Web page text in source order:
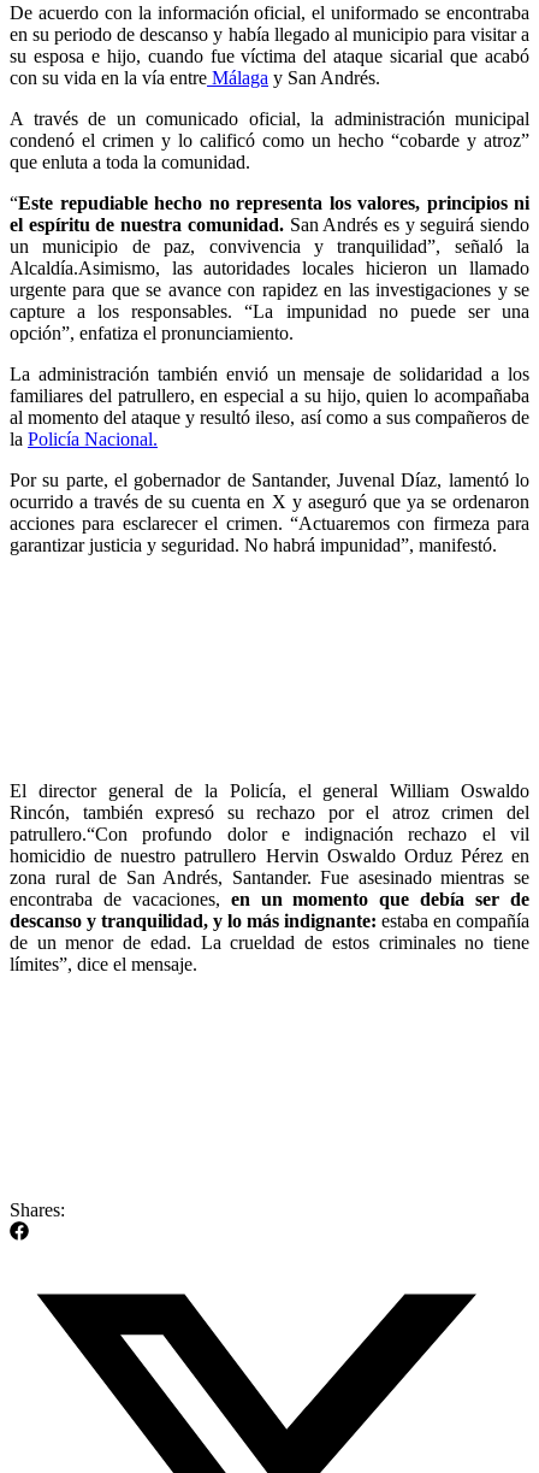
De acuerdo con la información oficial, el uniformado se encontraba
en su periodo de descanso y había llegado al municipio para visitar a
su esposa e hijo, cuando fue víctima del ataque sicarial que acabó
con su vida en la vía entre Málaga y San Andrés.
A través de un comunicado oficial, la administración municipal
condenó el crimen y lo calificó como un hecho “cobarde y atroz”
que enluta a toda la comunidad.
“Este repudiable hecho no representa los valores, principios ni
el espíritu de nuestra comunidad.San Andrés es y seguirá siendo
un municipio de paz, convivencia y tranquilidad”, señaló la
Alcaldía.Asimismo, las autoridades locales hicieron un llamado
urgente para que se avance con rapidez en las investigaciones y se
capture a los responsables. “La impunidad no puede ser una
opción”, enfatiza el pronunciamiento.
La administración también envió un mensaje de solidaridad a los
familiares del patrullero, en especial a su hijo, quien lo acompañaba
al momento del ataque y resultó ileso, así como a sus compañeros de
la Policía Nacional.
Por su parte, el gobernador de Santander, Juvenal Díaz, lamentó lo
ocurrido a través de su cuenta en X y aseguró que ya se ordenaron
acciones para esclarecer el crimen. “Actuaremos con firmeza para
garantizar justicia y seguridad. No habrá impunidad”, manifestó.
El director general de la Policía, el general William Oswaldo
Rincón, también expresó su rechazo por el atroz crimen del
patrullero.“Con profundo dolor e indignación rechazo el vil
homicidio de nuestro patrullero Hervin Oswaldo Orduz Pérez en
zona rural de San Andrés, Santander. Fue asesinado mientras se
encontraba de vacaciones, en un momento que debía ser de
descanso y tranquilidad, y lo más indignante: estaba en compañía
de un menor de edad. La crueldad de estos criminales no tiene
límites”, dice el mensaje.
Shares: